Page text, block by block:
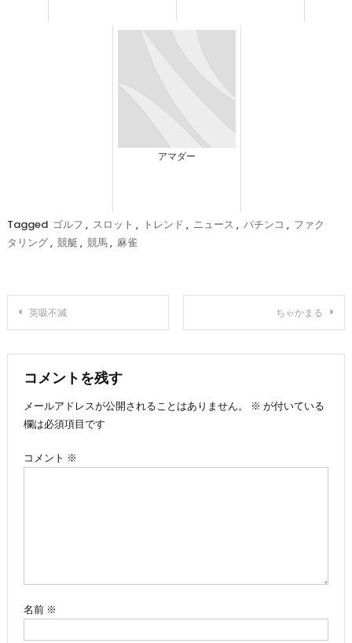
アマダー
Tagged ゴルフ , スロット , トレンド , ニュース , パチンコ , ファク
タリング, 競艇 , 競馬, 麻雀
投
稿
ナ
ビ
ゲ
英吸不滅 ちゃかまる
コメントを残す
メールアドレスが公開されることはありません。
※ が付いている
欄は必須項目です
コメント ※
名前 ※